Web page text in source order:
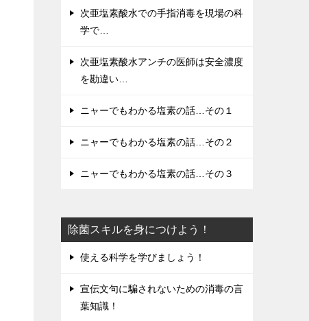
次亜塩素酸水での手指消毒を現場の科
学で…
次亜塩素酸水アンチの医師は安全濃度
を勘違い…
ニャーでもわかる塩素の話…その１
ニャーでもわかる塩素の話…その２
ニャーでもわかる塩素の話…その３
除菌スキルを身につけよう！
使える科学を学びましょう！
宣伝文句に騙されないための消毒の言
葉知識！